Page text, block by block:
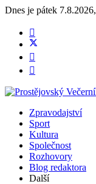
Dnes je pátek 7.8.2026,
Zpravodajství
Sport
Kultura
Společnost
Rozhovory
Blog redaktora
Další